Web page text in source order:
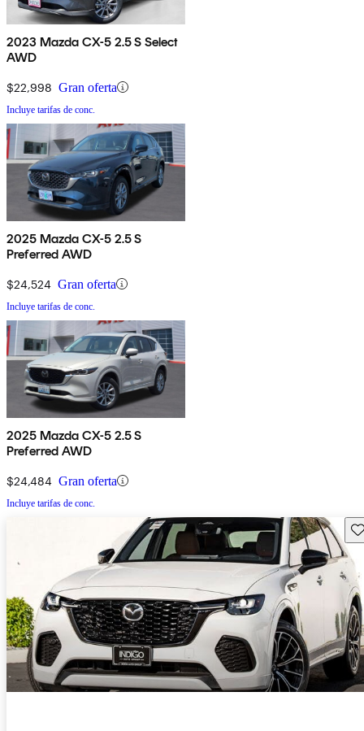
2023 Mazda CX-5 2.5 S Select
AWD
$22,998 Gran oferta
Incluye tarifas de conc.
2025 Mazda CX-5 2.5 S
Preferred AWD
$24,524 Gran oferta
Incluye tarifas de conc.
2025 Mazda CX-5 2.5 S
Preferred AWD
$24,484 Gran oferta
Incluye tarifas de conc.